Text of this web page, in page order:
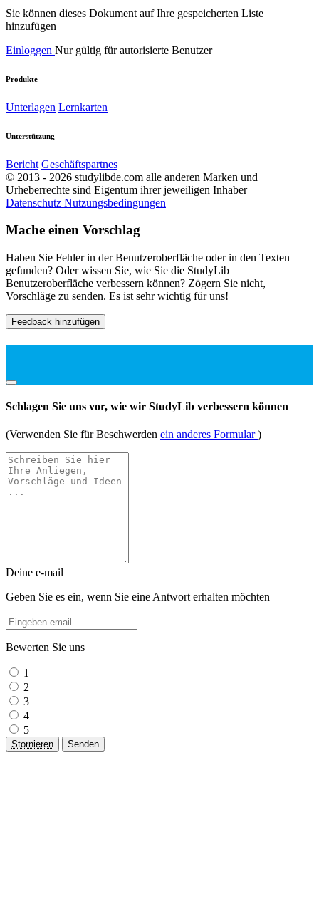
Sie können dieses Dokument auf Ihre gespeicherten Liste
hinzufügen
Einloggen Nur gültig für autorisierte Benutzer
Produkte
Unterlagen Lernkarten
Unterstützung
Bericht Geschäftspartnes
© 2013 - 2026 studylibde.com alle anderen Marken und
Urheberrechte sind Eigentum ihrer jeweiligen Inhaber
Datenschutz Nutzungsbedingungen
Mache einen Vorschlag
Haben Sie Fehler in der Benutzeroberfläche oder in den Texten
gefunden? Oder wissen Sie, wie Sie die StudyLib
Benutzeroberfläche verbessern können? Zögern Sie nicht,
Vorschläge zu senden. Es ist sehr wichtig für uns!
Feedback hinzufügen
Schlagen Sie uns vor, wie wir StudyLib verbessern können
(Verwenden Sie für Beschwerden ein anderes Formular)
Deine e-mail
Geben Sie es ein, wenn Sie eine Antwort erhalten möchten
Bewerten Sie uns
1
2
3
4
5
Stornieren Senden